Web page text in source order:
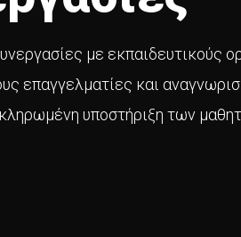
με εκπαιδευτικούς
επαγγελματίες και
υποστήριξη των